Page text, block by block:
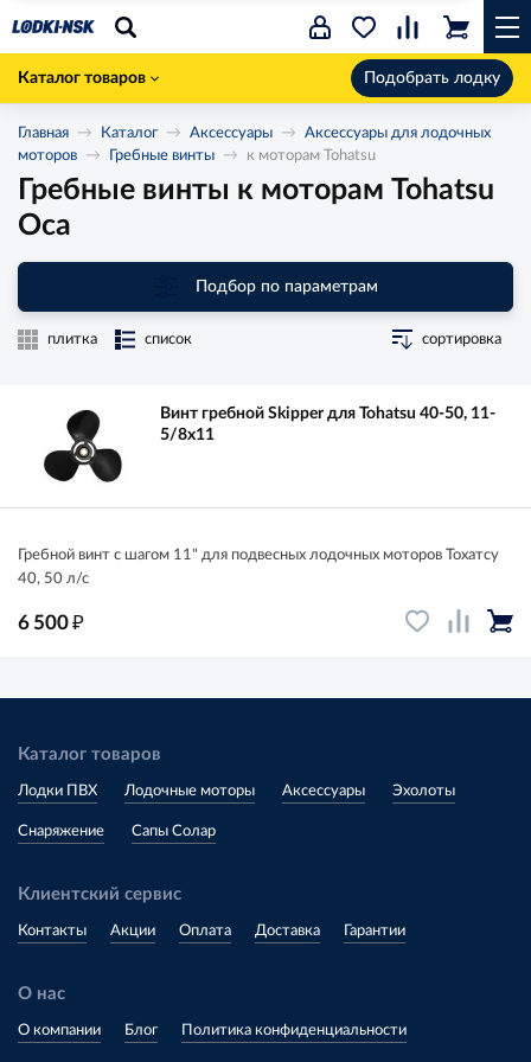
Каталог товаров Подобрать лодку
Главная Каталог Аксессуары
Аксессуары для лодочных
моторов
Гребные винты к моторам Tohatsu
Гребные винты к моторам Tohatsu
Оса
Подбор по параметрам
плитка список сортировка
Винт гребной Skipper для Tohatsu 40-50, 11-
5/8x11
Гребной винт с шагом 11" для подвесных лодочных моторов Тохатсу
40, 50 л/с
6 500₽
Каталог товаров
Лодки ПВХ Лодочные моторы Аксессуары Эхолоты
Снаряжение Сапы Солар
Клиентский сервис
Контакты Акции Оплата Доставка Гарантии
О нас
О компании Блог Политика конфиденциальности